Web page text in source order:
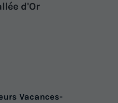
d'Or
Vacances-